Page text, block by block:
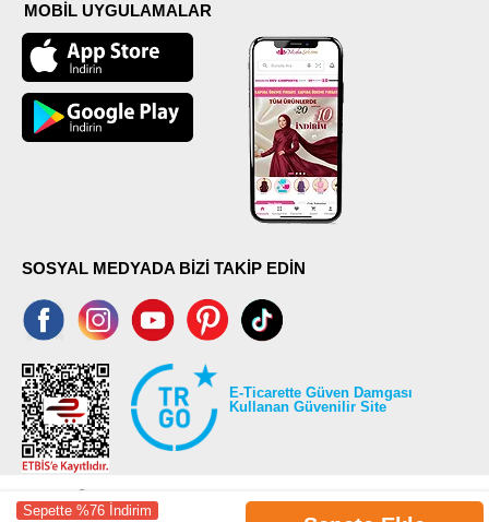
Sepette %76 İndirim
MOBİL UYGULAMALAR
SOSYAL MEDYADA BİZİ TAKİP EDİN
E-Ticarette Güven Damgası
Kullanan Güvenilir Site